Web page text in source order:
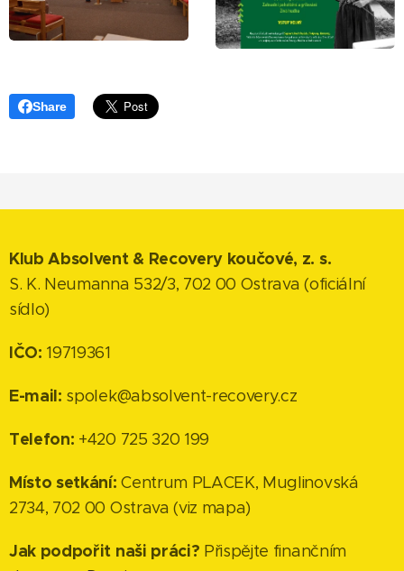
Share
Klub Absolvent & Recovery koučové, z. s.
S. K. Neumanna 532/3, 702 00 Ostrava (oficiální
sídlo)
IČO: 19719361
E-mail: spolek@absolvent-recovery.cz
Telefon: +420 725 320 199
Místo setkání:Centrum PLACEK, Muglinovská
2734, 702 00 Ostrava (viz mapa)
Jak podpořit naši práci? Přispějte finančním